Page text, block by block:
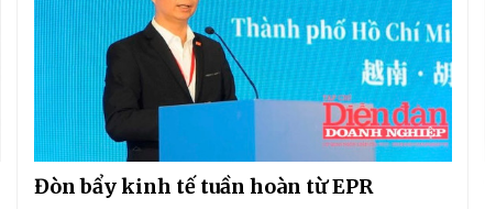
Đòn bẩy kinh tế tuần hoàn từ EPR